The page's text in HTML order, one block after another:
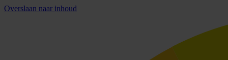
Overslaan naar inhoud